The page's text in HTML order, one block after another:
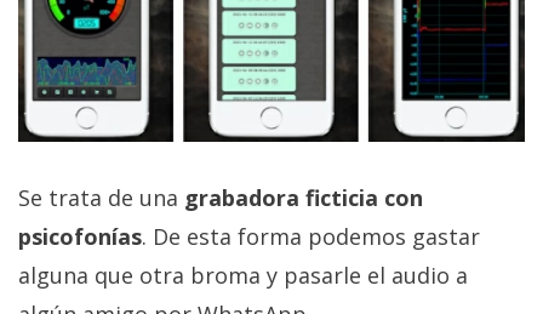
El Grupo
Informático
(CC) 2006-
2026.Algunos
derechos
reservados.
Se trata de una grabadora ficticia con
psicofonías. De esta forma podemos gastar
alguna que otra broma y pasarle el audio a